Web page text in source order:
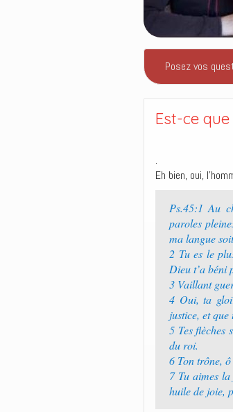
Posez vos
Est-ce
.
Eh bien, oui,
Ps.45:1 Au
paroles
ma langue
2 Tu es le
Dieu t’a béni
3 Vaillant
4 Oui, ta
justice, et
5 Tes flèches
du roi.
6 Ton trône,
7 Tu aimes
huile de joie,